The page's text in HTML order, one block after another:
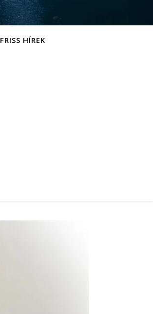
FRISS HÍREK